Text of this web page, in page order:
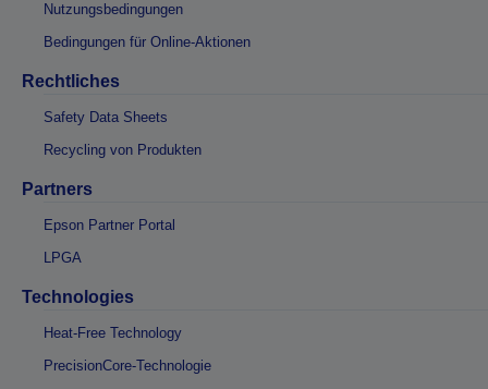
Nutzungsbedingungen
Bedingungen für Online-Aktionen
Rechtliches
Safety Data Sheets
Recycling von Produkten
Partners
Epson Partner Portal
LPGA
Technologies
Heat-Free Technology
PrecisionCore-Technologie